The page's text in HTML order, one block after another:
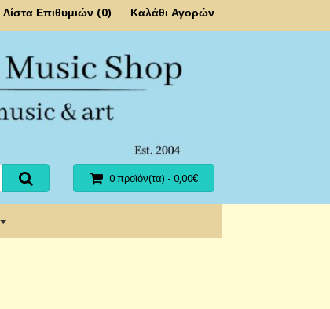
Λίστα Επιθυμιών (0) Καλάθι Αγορών
0 προϊόν(τα) - 0,00€